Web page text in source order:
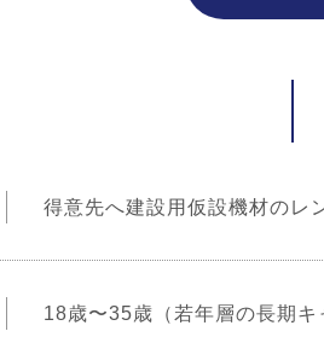
得意先へ建設用仮設機材のレ
18歳〜35歳（若年層の長期キ